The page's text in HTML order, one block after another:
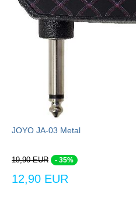
JOYO JA-03 Metal
19,90 EUR - 35%
12,90 EUR